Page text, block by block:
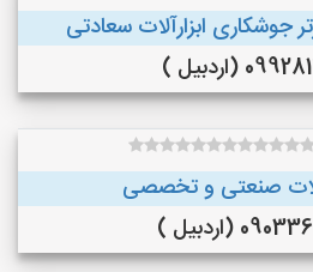
جوشکاری ابزارآلات سعادتی
(اردبیل )
صنعتی و تخصصی
(اردبیل )